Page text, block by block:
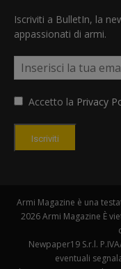
Iscriviti a BulletIn, la
appassionati di armi.
Accetto la Privacy
Iscriviti
Armi Magazine è una
2026 Armi Magazine È
Newpaper19 S.r.l.
eventuali